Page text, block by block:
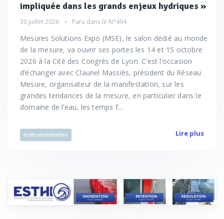
impliquée dans les grands enjeux hydriques »
30 juillet 2026 Paru dans le N°494
Mesures Solutions Expo (MSE), le salon dédié au monde
de la mesure, va ouvrir ses portes les 14 et 15 octobre
2026 à la Cité des Congrès de Lyon. C’est l’occasion
d’échanger avec Claunel Massiès, président du Réseau
Mesure, organisateur de la manifestation, sur les
grandes tendances de la mesure, en particulier dans le
domaine de l’eau, les temps f...
Instrumentation Lire plus